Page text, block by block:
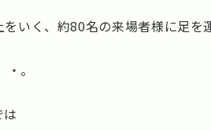
いく、約80名の来場者様に足を
。